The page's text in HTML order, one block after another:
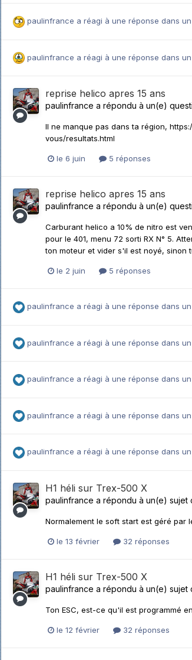
paulinfrance a réagi à une réponse dans
paulinfrance a réagi à une réponse dans
reprise helico apres 15 ans
paulinfrance a répondu à un(e)
Il ne manque pas dans ta région,
vous/resultats.html
le 6 juin 5 réponses
reprise helico apres 15 ans
paulinfrance a répondu à un(e)
Carburant helico a 10% de nitro est
pour le 401, menu 72 sorti RX N° 5.
ton moteur et vider s'il est noyé, sinon
le 2 juin 5 réponses
paulinfrance a réagi à une réponse dans
paulinfrance a réagi à une réponse dans
paulinfrance a réagi à une réponse dans
paulinfrance a réagi à une réponse dans
paulinfrance a réagi à une réponse dans
H1 héli sur Trex-500 X
paulinfrance a répondu à un(e) sujet
Normalement le soft start est géré par
le 13 février 32 réponses
H1 héli sur Trex-500 X
paulinfrance a répondu à un(e) sujet
Ton ESC, est-ce qu'il est programmé
le 12 février 32 réponses